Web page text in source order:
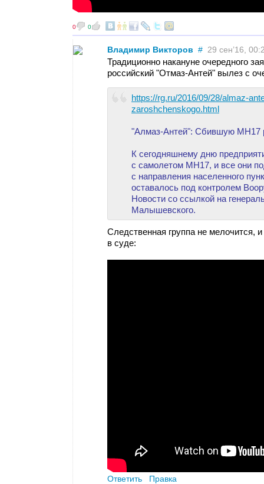
0 0
Владимир Викторов # 29 сен’16,
Традиционно накануне очередного
российский "Отмаз-Антей" вылез с
https://rg.ru/2016/09/28/almaz-
zaroshchenskogo.html
"Алмаз-Антей": Сбившую MH17
К сегодняшнему дню
с самолетом МН17, и все они
с направления населенного
оставалось под контролем
Новости со ссылкой на
Малышевского.
Следственная группа не мелочится,
в суде:
Ответить
Правка